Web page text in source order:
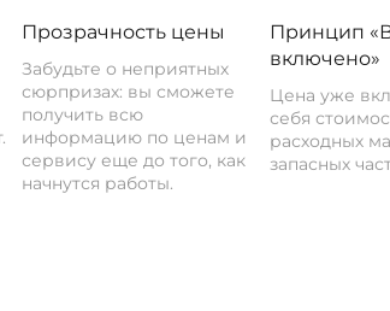
Прозрачность цены
Забудьте о неприятных
сюрпризах: вы сможете
получить всю
информацию по ценам и
сервису еще до того, как
начнутся работы.
Принцип
включено»
Цена уже
себя
расходных
запасных